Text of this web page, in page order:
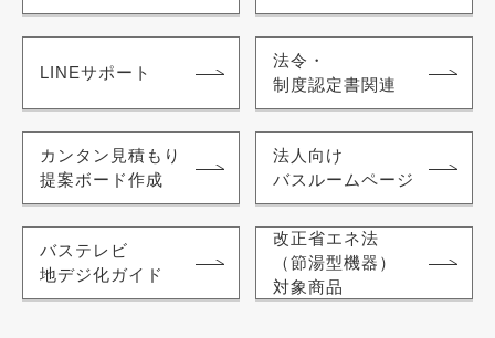
LINEサポート
法令・
制度認定書関連
カンタン見積もり
提案ボード作成
法人向け
バスルームページ
バステレビ
地デジ化ガイド
改正省エネ法
（節湯型機器）
対象商品